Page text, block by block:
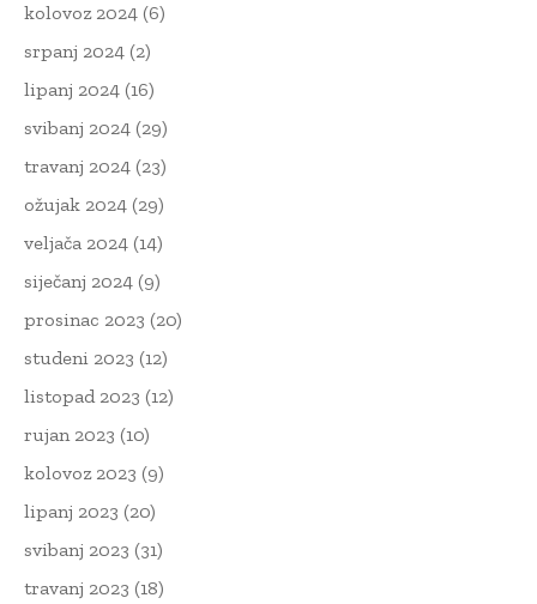
kolovoz 2024 (6)
srpanj 2024 (2)
lipanj 2024 (16)
svibanj 2024 (29)
travanj 2024 (23)
ožujak 2024 (29)
veljača 2024 (14)
siječanj 2024 (9)
prosinac 2023 (20)
studeni 2023 (12)
listopad 2023 (12)
rujan 2023 (10)
kolovoz 2023 (9)
lipanj 2023 (20)
svibanj 2023 (31)
travanj 2023 (18)